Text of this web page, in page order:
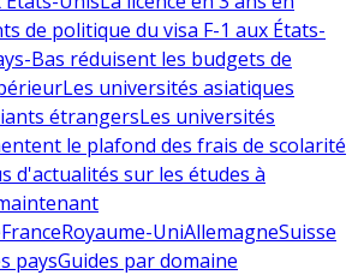
de politique du visa F-1 aux États-
Bas réduisent les budgets de
Les universités asiatiques
étrangersLes universités
le plafond des frais de scolarité
d'actualités sur les études à
FranceRoyaume-UniAllemagneSuisse
paysGuides par domaine